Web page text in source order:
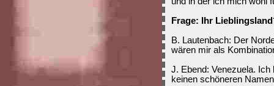
Frage: Ihr
B. Lautenbach: Der
wären mir als
J. Ebend: Venezuela.
keinen schöneren